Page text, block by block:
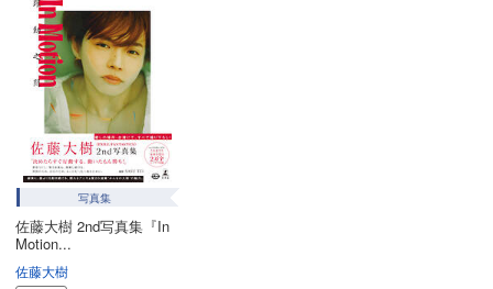
写真集
佐藤大樹 2nd写真集『In
Motion...
佐藤大樹